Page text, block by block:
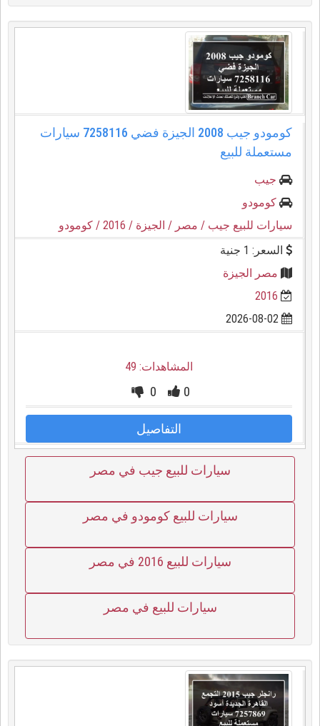
كومودو جيب 2008 الجيزة فضي 7258116 سيارات
مستعملة للبيع
جيب
كومودو
سيارات للبيع جيب / مصر / الجيزة / 2016
/ كومودو
السعر: 1 جنية
مصر الجيزة
2016
المشاهدات: 49
0
0
التفاصيل
سيارات للبيع جيب في مصر
سيارات للبيع كومودو في مصر
سيارات للبيع 2016 في مصر
سيارات للبيع في مصر